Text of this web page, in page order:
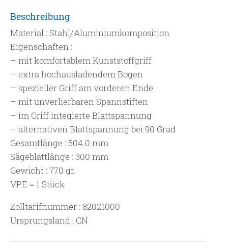
Beschreibung
Material : Stahl/Aluminiumkomposition
Eigenschaften :
– mit komfortablem Kunststoffgriff
– extra hochausladendem Bogen
– spezieller Griff am vorderen Ende
– mit unverlierbaren Spannstiften
– im Griff integierte Blattspannung
– alternativen Blattspannung bei 90 Grad
Gesamtlänge : 504.0 mm
Sägeblattlänge : 300 mm
Gewicht : 770 gr.
VPE = 1 Stück
Zolltarifnummer : 82021000
Ursprungsland : CN